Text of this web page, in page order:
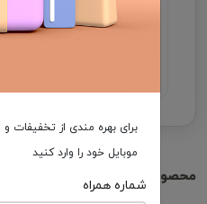
هزینه ارسال برعهده مشتری
محصولات مشابه
برای بهره مندی از تخفیفات و
موبایل خود را وارد کنید
شماره همراه